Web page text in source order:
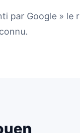
par Google » le